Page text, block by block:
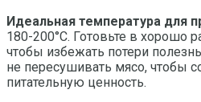
Идеальная температура для
180-200°C. Готовьте в хорошо
чтобы избежать потери
не пересушивать мясо, чтобы
питательную ценность.